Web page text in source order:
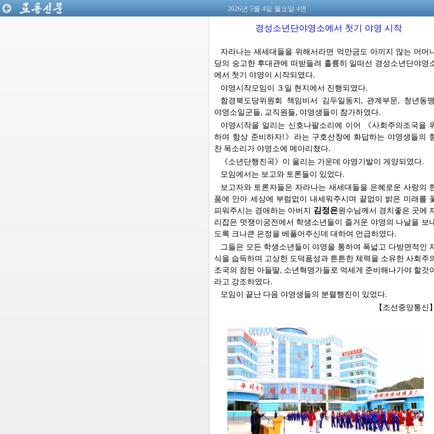
2026년 5월 4일 월요일 4면
경성소년단야영소에서 첫기 야영 시작
자라나는 새세대들을 위해서라면 억만금도 아끼지 않는 어머니
당의 숭고한 후대관에 떠받들려 훌륭히 일떠선 경성소년단야영
에서 첫기 야영이 시작되였다.
야영시작모임이 ３일 현지에서 진행되였다.
함경북도당위원회 책임비서 김두일동지, 관계부문, 청년동
야영소일군들, 교직원들, 야영생들이 참가하였다.
야영시작을 알리는 신호나팔소리에 이어 《사회주의조국을
하여 항상 준비하자!》라는 구호선창에 화답하는 야영생들의
찬 목소리가 야영소에 메아리쳤다.
《소년단행진곡》이 울리는 가운데 야영기발이 게양되였다.
모임에서는 보고와 토론들이 있었다.
보고자와 토론자들은 자라나는 새세대들을 은혜로운 사랑의
품에 안아 세상에 부럼없이 내세워주시며 끝없이 밝은 미래를
피워주시는 경애하는 아버지 김정은원수님께서 경치좋은 곳에
리잡은 멋쟁이궁전에서 학생소년들이 즐거운 야영의 나날을 보
도록 크나큰 은정을 베풀어주신데 대하여 언급하였다.
그들은 모든 학생소년들이 야영을 통하여 폭넓고 다방면적인 지
식을 습득하며 고상한 도덕품성과 튼튼한 체력을 소유한 사회주
조국의 참된 아들딸, 소년혁명가들로 억세게 준비해나가야 할것이
라고 강조하였다.
모임이 끝난 다음 야영생들의 분렬행진이 있었다.
【조선중앙통신】